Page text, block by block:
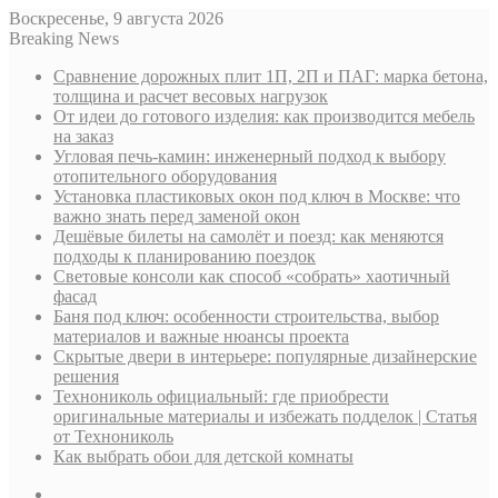
Воскресенье, 9 августа 2026
Breaking News
Сравнение дорожных плит 1П, 2П и ПАГ: марка бетона,
толщина и расчет весовых нагрузок
От идеи до готового изделия: как производится мебель
на заказ
Угловая печь-камин: инженерный подход к выбору
отопительного оборудования
Установка пластиковых окон под ключ в Москве: что
важно знать перед заменой окон
Дешёвые билеты на самолёт и поезд: как меняются
подходы к планированию поездок
Световые консоли как способ «собрать» хаотичный
фасад
Баня под ключ: особенности строительства, выбор
материалов и важные нюансы проекта
Скрытые двери в интерьере: популярные дизайнерские
решения
Технониколь официальный: где приобрести
оригинальные материалы и избежать подделок | Статья
от Технониколь
Как выбрать обои для детской комнаты